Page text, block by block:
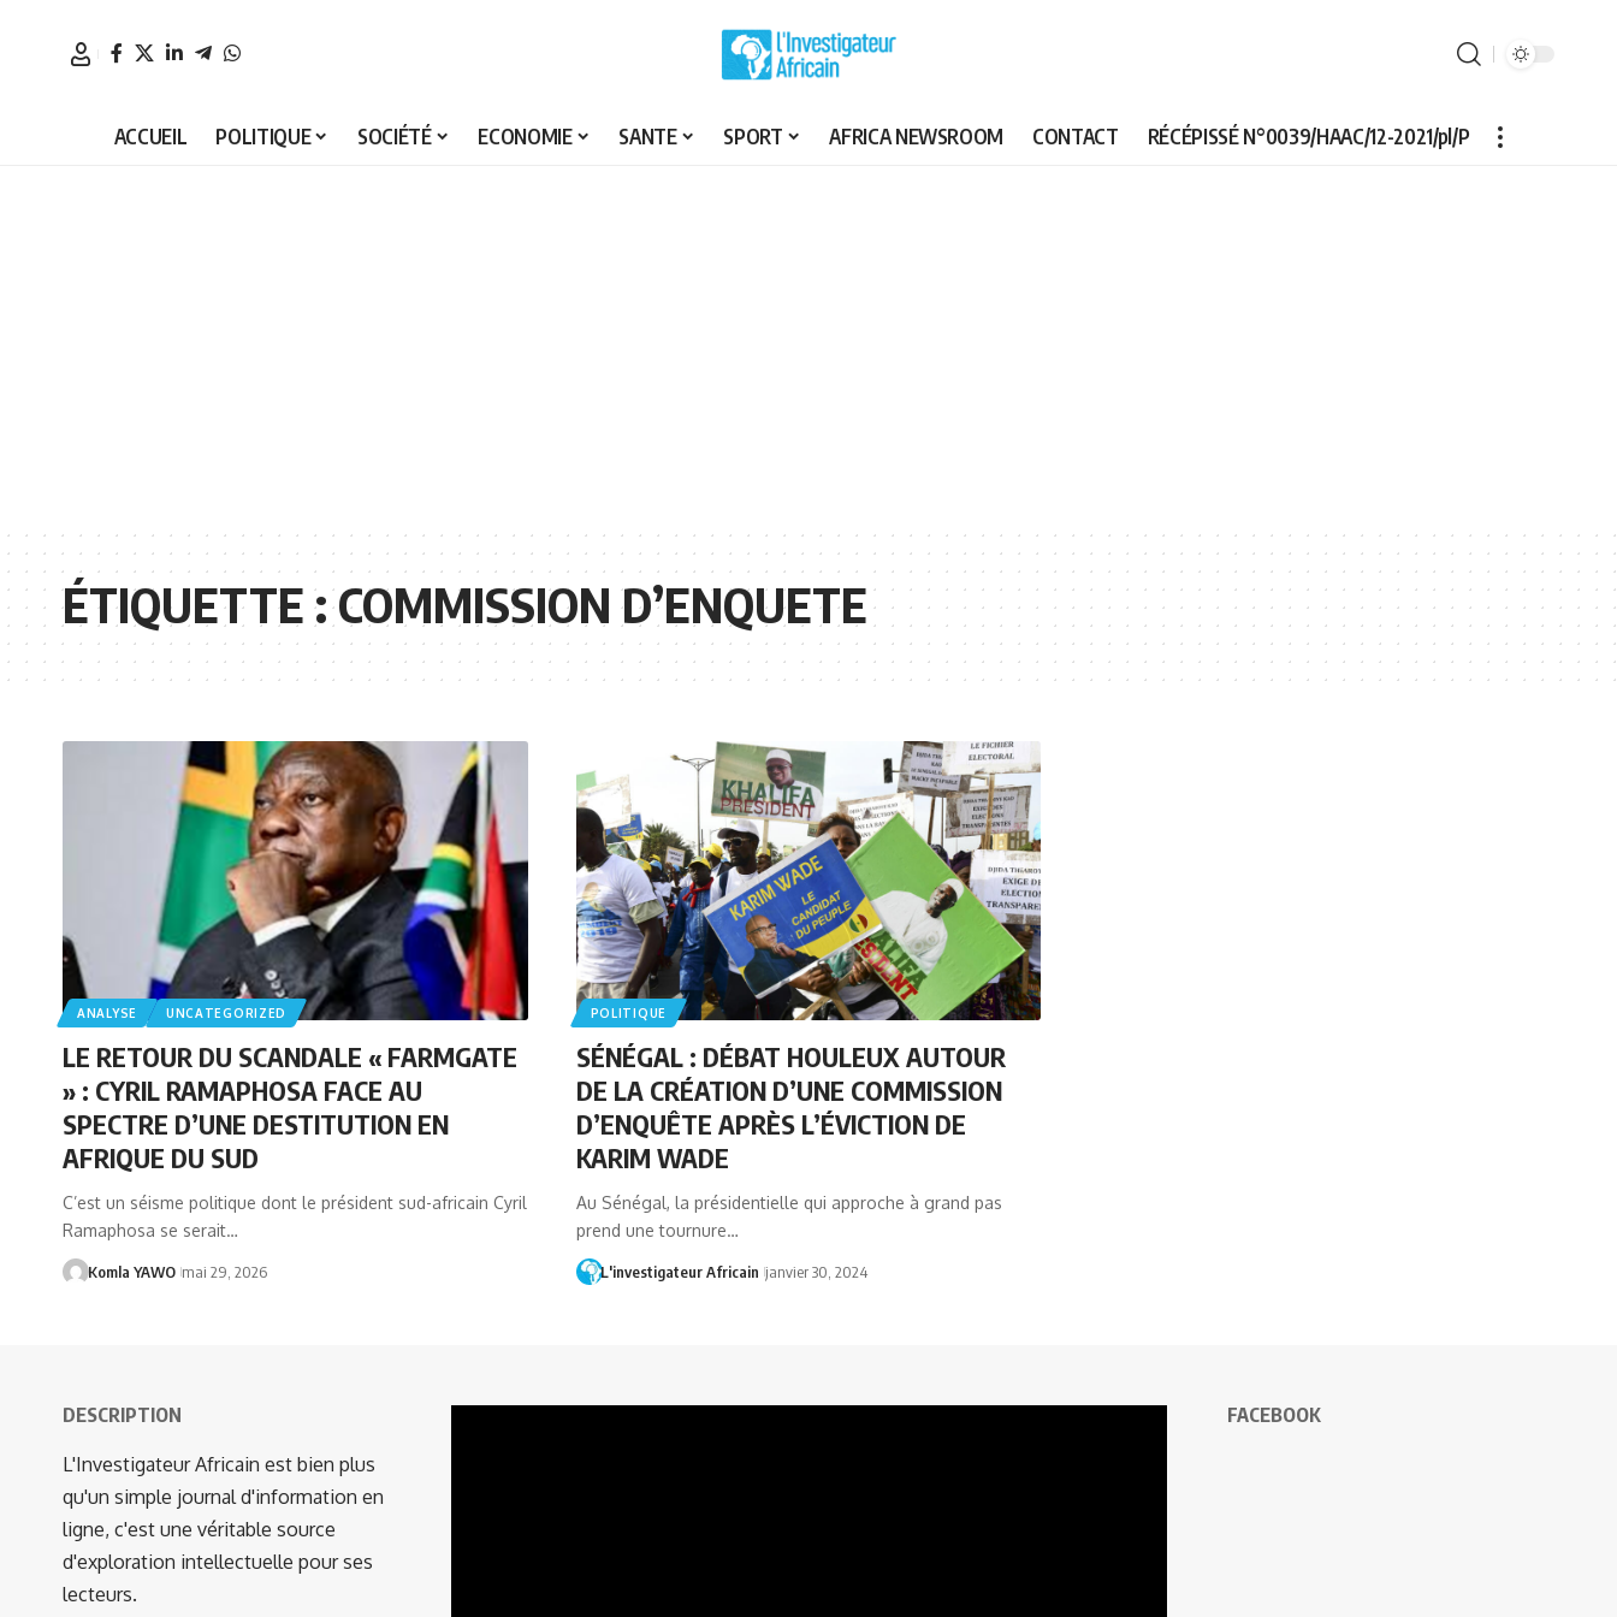
ACCUEIL POLITIQUE SOCIÉTÉ ECONOMIE SANTE SPORT AFRICA NEWSROOM CONTACT RÉCÉPISSÉ N°0039/HAAC/12-2021/pl/P
ÉTIQUETTE :COMMISSION D’ENQUETE
ANALYSE UNCATEGORIZED
LE RETOUR DU SCANDALE « FARMGATE
» : CYRIL RAMAPHOSA FACE AU
SPECTRE D’UNE DESTITUTION EN
AFRIQUE DU SUD
C’est un séisme politique dont le président sud-africain Cyril
Ramaphosa se serait…
Komla YAWO mai 29, 2026
POLITIQUE
SÉNÉGAL : DÉBAT HOULEUX AUTOUR
DE LA CRÉATION D’UNE COMMISSION
D’ENQUÊTE APRÈS L’ÉVICTION DE
KARIM WADE
Au Sénégal, la présidentielle qui approche à grand pas
prend une tournure…
L'investigateur Africain janvier 30, 2024
DESCRIPTION
L'Investigateur Africain est bien plus
qu'un simple journal d'information en
ligne, c'est une véritable source
d'exploration intellectuelle pour ses
lecteurs.
FACEBOOK